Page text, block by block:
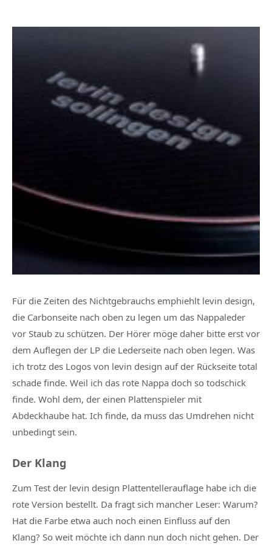
Für die Zeiten des Nichtgebrauchs emphiehlt levin design,
die Carbonseite nach oben zu legen um das Nappaleder
vor Staub zu schützen. Der Hörer möge daher bitte erst vor
dem Auflegen der LP die Lederseite nach oben legen. Was
ich trotz des Logos von levin design auf der Rückseite total
schade finde. Weil ich das rote Nappa doch so todschick
finde. Wohl dem, der einen Plattenspieler mit
Abdeckhaube hat. Ich finde, da muss das Umdrehen nicht
unbedingt sein.
Der Klang
Zum Test der levin design Plattentellerauflage habe ich die
rote Version bestellt. Da fragt sich mancher Leser: Warum?
Hat die Farbe etwa auch noch einen Einfluss auf den
Klang? So weit möchte ich dann nun doch nicht gehen. Der